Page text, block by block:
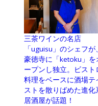
三茶ワインの名店
「uguisu」のシェフが、
豪徳寺に「ketoku」を
ープンし独立。ビスト
料理をベースに酒場テ
ストを散りばめた進化
居酒屋が話題！